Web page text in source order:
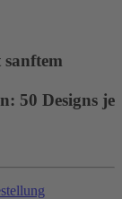
50 Designs je